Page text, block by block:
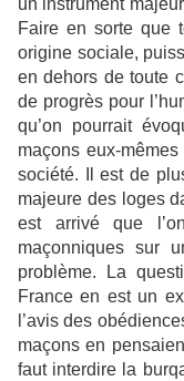
un instrument
Faire en sorte que
origine sociale,
en dehors de toute
de progrès pour
qu’on pourrait
maçons eux-
société. Il est de
majeure des loges
est arrivé que
maçonniques sur
problème. La
France en est un
l’avis des
maçons en
faut interdire la